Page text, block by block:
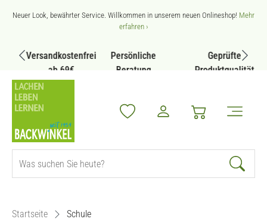
Zum Hauptinhalt springen
Neuer Look, bewährter Service. Willkommen in unserem neuen Onlineshop! Mehr
erfahren ›
Versandkostenfrei
ab 69€
Persönliche
Beratung
Geprüfte
Produktqualität
Startseite Schule